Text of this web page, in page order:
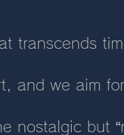
transcends
and we aim
nostalgic but